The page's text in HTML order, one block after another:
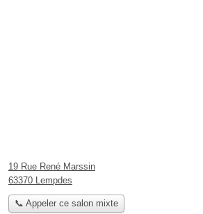
19 Rue René Marssin
63370 Lempdes
📞 Appeler ce salon mixte